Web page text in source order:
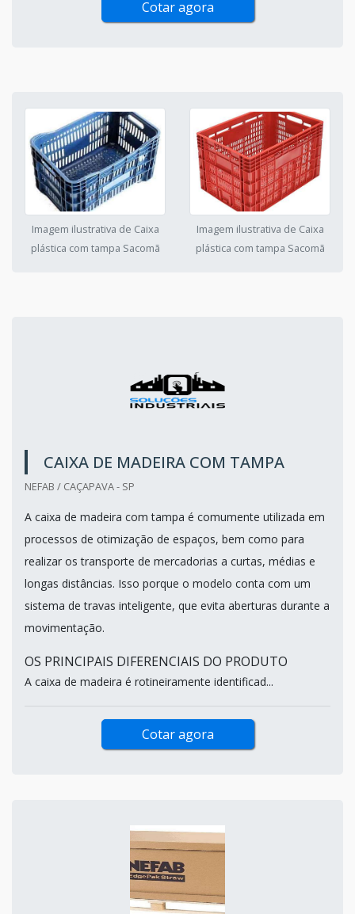
Cotar agora
Imagem ilustrativa de Caixa
plástica com tampa Sacomã
Imagem ilustrativa de Caixa
plástica com tampa Sacomã
CAIXA DE MADEIRA COM TAMPA
NEFAB / CAÇAPAVA - SP
A caixa de madeira com tampa é comumente utilizada em
processos de otimização de espaços, bem como para
realizar os transporte de mercadorias a curtas, médias e
longas distâncias. Isso porque o modelo conta com um
sistema de travas inteligente, que evita aberturas durante a
movimentação.
OS PRINCIPAIS DIFERENCIAIS DO PRODUTO
A caixa de madeira é rotineiramente identificad...
Cotar agora